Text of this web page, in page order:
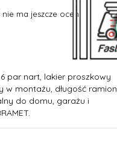
ma jeszcze ocen
par nart, lakier proszkowy
w montażu, długość ramion
do domu, garażu i